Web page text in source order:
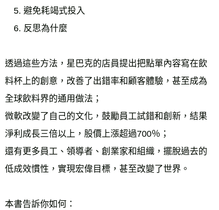
5. 避免耗竭式投入
6. 反思為什麼
透過這些方法，星巴克的店員提出把點單內容寫在飲
料杯上的創意，改善了出錯率和顧客體驗，甚至成為
全球飲料界的通用做法；
微軟改變了自己的文化，鼓勵員工試錯和創新，結果
淨利成長三倍以上，股價上漲超過700％；
還有更多員工、領導者、創業家和組織，擺脫過去的
低成效慣性，實現宏偉目標，甚至改變了世界。
本書告訴你如何：